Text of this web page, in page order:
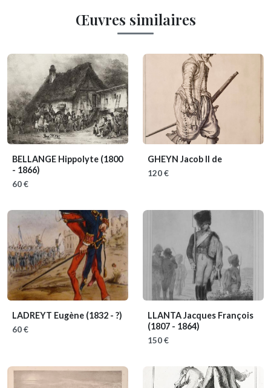
Œuvres similaires
BELLANGE Hippolyte (1800
- 1866)
60 €
GHEYN Jacob II de
120 €
LADREYT Eugène (1832 - ?)
60 €
LLANTA Jacques François
(1807 - 1864)
150 €